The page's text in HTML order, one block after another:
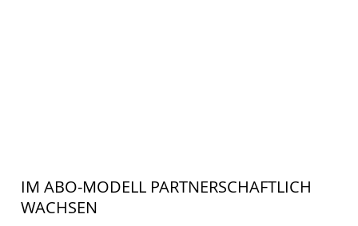
IM ABO-MODELL PARTNERSCHAFTLICH
WACHSEN